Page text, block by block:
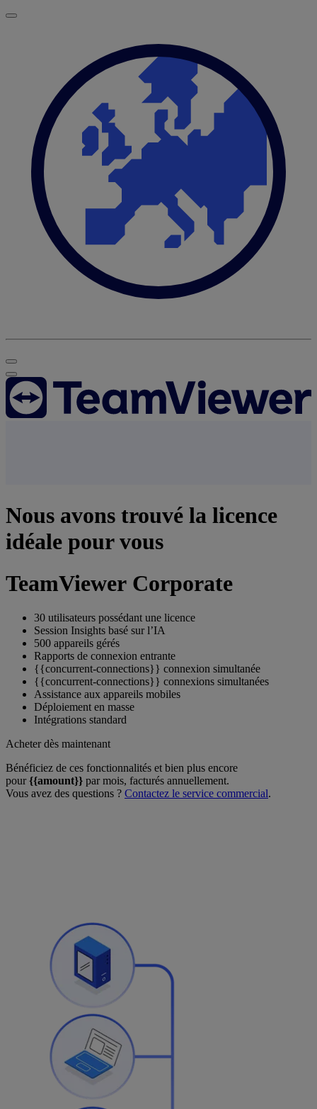
Nous avons trouvé la licence
idéale pour vous
TeamViewer Corporate
30 utilisateurs possédant une licence
Session Insights basé sur l’IA
500 appareils gérés
Rapports de connexion entrante
{{concurrent-connections}} connexion simultanée
{{concurrent-connections}} connexions simultanées
Assistance aux appareils mobiles
Déploiement en masse
Intégrations standard
Acheter dès maintenant
Bénéficiez de ces fonctionnalités et bien plus encore
pour{{amount}} par mois, facturés annuellement.
Vous avez des questions ? Contactez le service commercial.